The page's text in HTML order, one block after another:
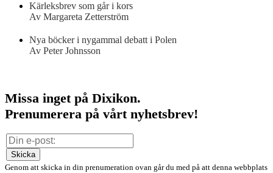
Kärleksbrev som går i kors
Av Margareta Zetterström
Nya böcker i nygammal debatt i Polen
Av Peter Johnsson
Missa inget på Dixikon.
Prenumerera på vårt nyhetsbrev!
Skicka
Genom att skicka in din prenumeration ovan går du med på att denna webbplats